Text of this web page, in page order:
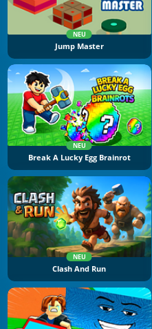
NEU
Jump Master
NEU
Break A Lucky Egg Brainrot
NEU
Clash And Run